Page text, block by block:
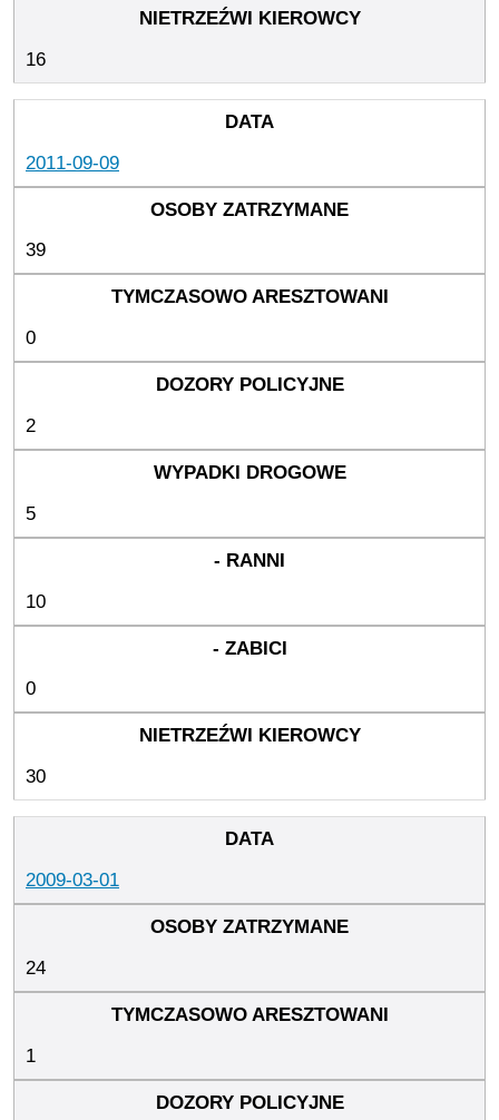
16
2011-09-09
39
0
2
5
10
0
30
2009-03-01
24
1